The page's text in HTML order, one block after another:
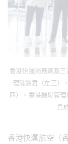
香港快運商務總裁
理陸銘君（左三）
四）、香港機場管
員
香港快運航空（